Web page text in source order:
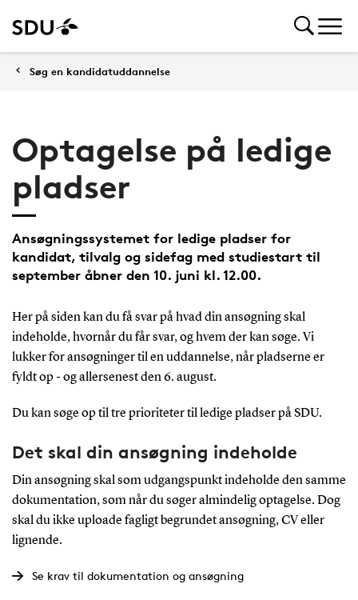
Søg en kandidatuddannelse
Optagelse på ledige
pladser
Ansøgningssystemet for ledige pladser for
kandidat, tilvalg og sidefag med studiestart til
september åbner den 10. juni kl. 12.00.
Her på siden kan du få svar på hvad din ansøgning skal
indeholde, hvornår du får svar, og hvem der kan søge. Vi
lukker for ansøgninger til en uddannelse, når pladserne er
fyldt op - og allersenest den 6. august.
Du kan søge op til tre prioriteter til ledige pladser på SDU.
Det skal din ansøgning indeholde
Din ansøgning skal som udgangspunkt indeholde den samme
dokumentation, som når du søger almindelig optagelse. Dog
skal du ikke uploade fagligt begrundet ansøgning, CV eller
lignende.
Se krav til dokumentation og ansøgning